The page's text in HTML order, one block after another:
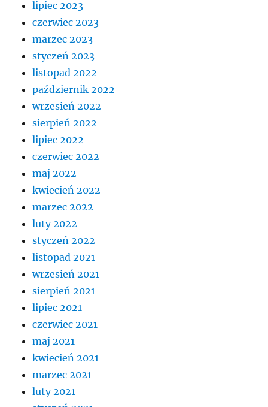
lipiec 2023
czerwiec 2023
marzec 2023
styczeń 2023
listopad 2022
październik 2022
wrzesień 2022
sierpień 2022
lipiec 2022
czerwiec 2022
maj 2022
kwiecień 2022
marzec 2022
luty 2022
styczeń 2022
listopad 2021
wrzesień 2021
sierpień 2021
lipiec 2021
czerwiec 2021
maj 2021
kwiecień 2021
marzec 2021
luty 2021